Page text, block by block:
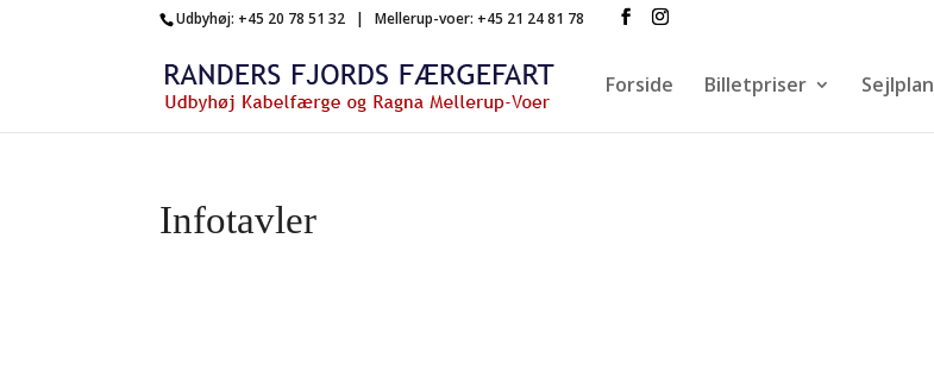
Udbyhøj: +45 20 78 51 32 | Mellerup-voer: +45 21 24 81 78
Forside Billetpriser Sejlplan
Infotavler